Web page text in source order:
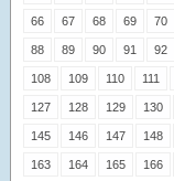
66 67 68 69 70
88 89 90 91 92
108 109 110 111
127 128 129 130
145 146 147 148
163 164 165 166